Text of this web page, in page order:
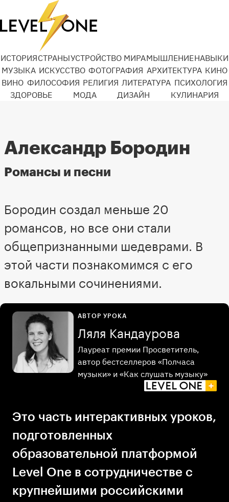
ИСТОРИЯСТРАНЫУСТРОЙСТВО МИРАМЫШЛЕНИЕНАВЫКИ
МУЗЫКА ИСКУССТВО ФОТОГРАФИЯ АРХИТЕКТУРА КИНО
ВИНО ФИЛОСОФИЯ РЕЛИГИЯ ЛИТЕРАТУРА ПСИХОЛОГИЯ
ЗДОРОВЬЕ
МОДА ДИЗАЙН КУЛИНАРИЯ
Александр Бородин
Романсы и песни
Бородин создал меньше 20
романсов, но все они стали
общепризнанными шедеврами. В
этой части познакомимся с его
вокальными сочинениями.
Это часть интерактивных уроков,
подготовленных
образовательной платформой
Level One в сотрудничестве с
крупнейшими российскими
АВТОР УРОКА
Ляля Кандаурова
Лауреат премии Просветитель,
автор бестселлеров «Полчаса
музыки» и «Как слушать музыку»